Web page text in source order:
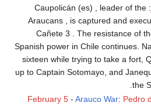
: Caupolicán (es) , leader of the
Araucans , is captured and
Cañete 3 . The resistance of
Spanish power in Chile continues.
sixteen while trying to take a fort,
up to Captain Sotomayo, and
the
February 5- Arauco War: Pedro